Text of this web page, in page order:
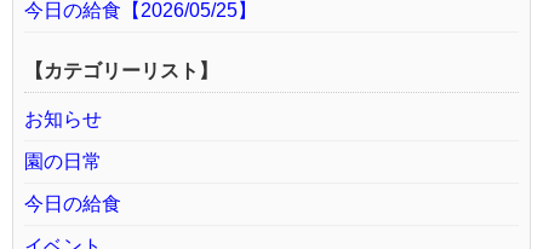
今日の給食【2026/05/25】
【カテゴリーリスト】
お知らせ
園の日常
今日の給食